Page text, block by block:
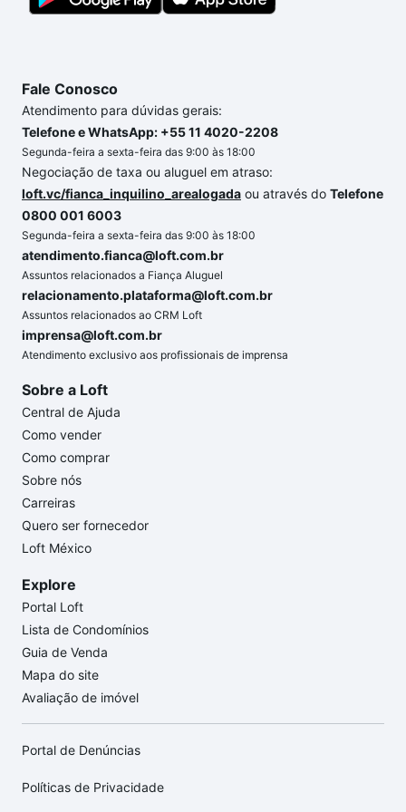
Fale Conosco
Atendimento para dúvidas gerais:
Telefone e WhatsApp: +55 11 4020-2208
Segunda-feira a sexta-feira das 9:00 às 18:00
Negociação de taxa ou aluguel em atraso:
loft.vc/fianca_inquilino_arealogada ou através do Telefone
0800 001 6003
Segunda-feira a sexta-feira das 9:00 às 18:00
atendimento.fianca@loft.com.br
Assuntos relacionados a Fiança Aluguel
relacionamento.plataforma@loft.com.br
Assuntos relacionados ao CRM Loft
imprensa@loft.com.br
Atendimento exclusivo aos profissionais de imprensa
Sobre a Loft
Central de Ajuda
Como vender
Como comprar
Sobre nós
Carreiras
Quero ser fornecedor
Loft México
Explore
Portal Loft
Lista de Condomínios
Guia de Venda
Mapa do site
Avaliação de imóvel
Portal de Denúncias
Políticas de Privacidade